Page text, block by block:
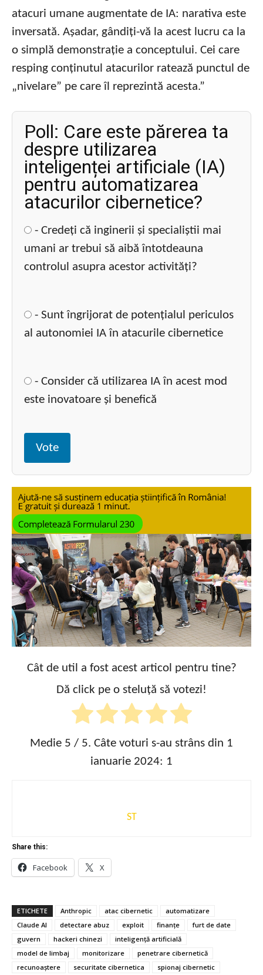
atacuri umane augmentate de IA: narativa este
inversată. Așadar, gândiți-vă la acest lucru ca la
o simplă demonstrație a conceptului. Cei care
resping conținutul atacurilor ratează punctul de
„nivelare” pe care îl reprezintă acesta.”
Poll: Care este părerea ta
despre utilizarea
inteligenței artificiale (IA)
pentru automatizarea
atacurilor cibernetice?
- Credeți că inginerii și specialiștii mai
umani ar trebui să aibă întotdeauna
controlul asupra acestor activități?
- Sunt îngrijorat de potențialul periculos
al autonomiei IA în atacurile cibernetice
- Consider că utilizarea IA în acest mod
este inovatoare și benefică
Vote
Cât de util a fost acest articol pentru tine?
Dă click pe o steluță să votezi!
Medie 5 / 5. Câte voturi s-au strâns din 1
ianuarie 2024: 1
ST
Share this:
Facebook X
ETICHETE Anthropic atac cibernetic
automatizare
Claude AI
detectare abuz exploit finanțe
furt de date
guvern
hackeri chinezi
inteligență artificială
model de limbaj
monitorizare
penetrare cibernetică
recunoaștere
securitate cibernetica
spionaj cibernetic